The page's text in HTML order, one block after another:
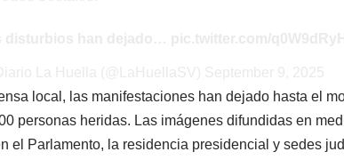
local, las manifestaciones han dejado hasta el
personas heridas. Las imágenes difundidas en
el Parlamento, la residencia presidencial y sedes